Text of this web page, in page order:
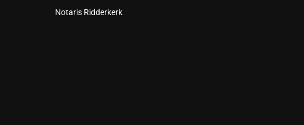
Notaris Ridderkerk